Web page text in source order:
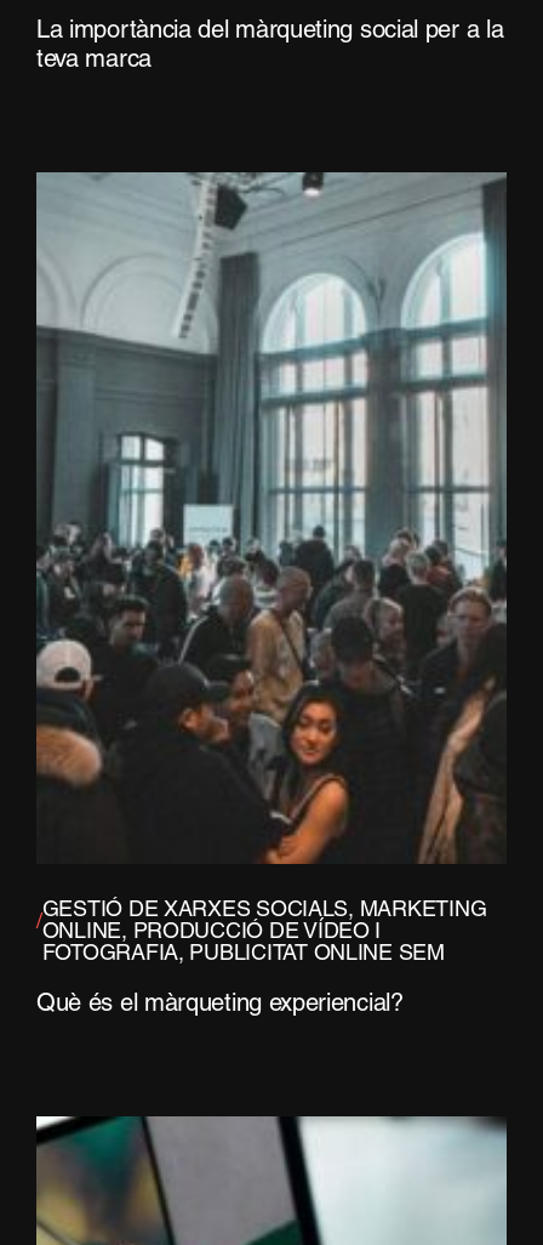
La importància del màrqueting social per a la
teva marca
/
GESTIÓ DE XARXES SOCIALS, MARKETING
ONLINE, PRODUCCIÓ DE VÍDEO I
FOTOGRAFIA, PUBLICITAT ONLINE SEM
Què és el màrqueting experiencial?